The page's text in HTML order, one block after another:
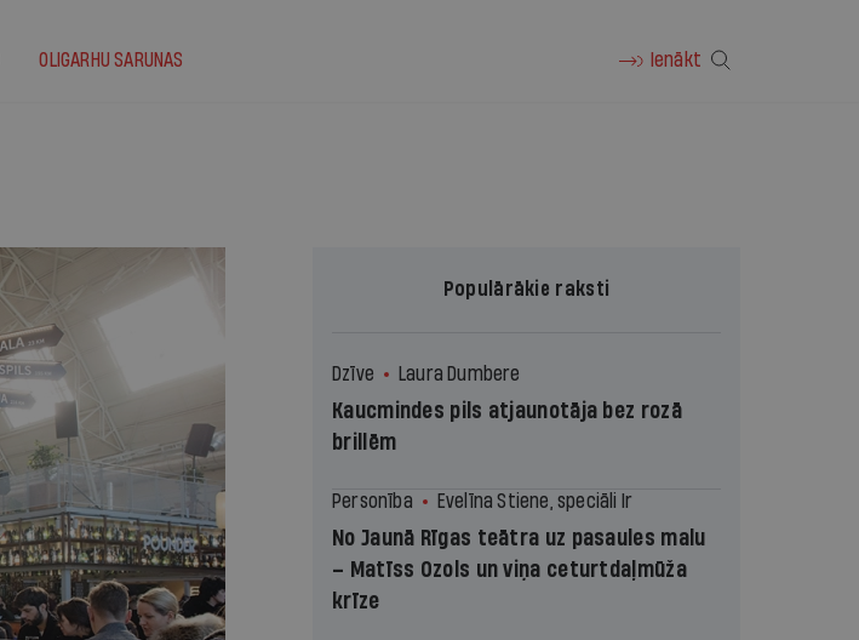
OLIGARHU SARUNAS Ienākt
Populārākie raksti
Dzīve Laura Dumbere
Kaucmindes pils atjaunotāja bez rozā
brillēm
Personība Evelīna Stiene, speciāli Ir
No Jaunā Rīgas teātra uz pasaules malu
– Matīss Ozols un viņa ceturtdaļmūža
krīze